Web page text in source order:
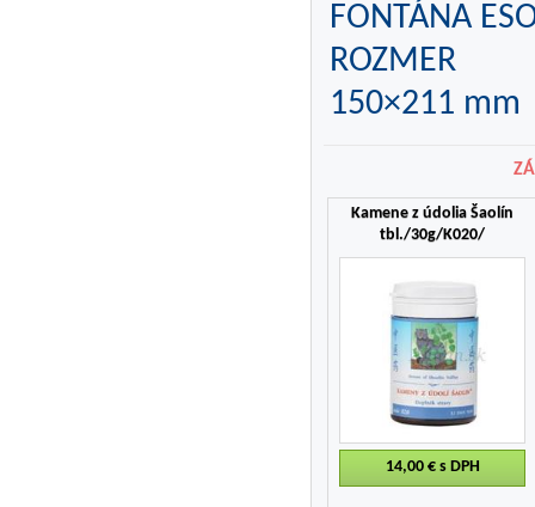
FONTÁNA
ROZMER
150×211 mm
Kamene z údolia Šaolín
tbl./30g/K020/
14,00 € s DPH